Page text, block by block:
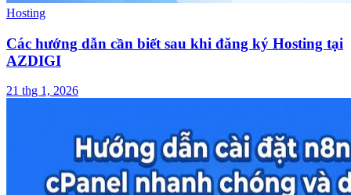
Hosting
Các hướng dẫn cần biết sau khi đăng ký Hosting tại
AZDIGI
21 thg 1, 2026